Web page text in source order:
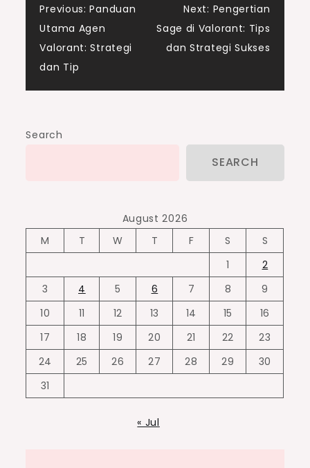
Post
navigation
Previous: Panduan
Utama Agen
Valorant: Strategi
dan Tip
Next: Pengertian
Sage di Valorant: Tips
dan Strategi Sukses
Search
SEARCH
August 2026
M
T W T F S
S
1
2
3
4 5 6 7 8
9
10
11 12 13 14 15
16
17
18 19 20 21 22
23
24
25 26 27 28 29
30
31
« Jul